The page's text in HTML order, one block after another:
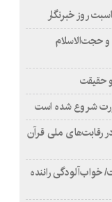
روز خبرنگار
حجت‌الاسلام
حقیقت
شروع شده است
رقابت‌های ملی قرآن
برجا گذاشت/ خواب‌آلودگی راننده